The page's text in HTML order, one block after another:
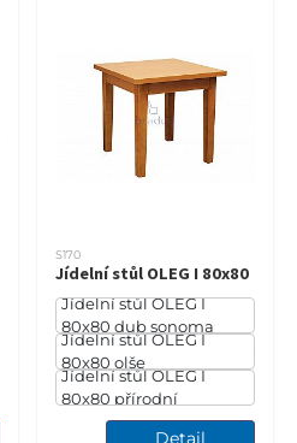
S170
Jídelní stůl OLEG I 80x80
Jídelní stůl OLEG I
80x80 dub sonoma
Jídelní stůl OLEG I
80x80 olše
Jídelní stůl OLEG I
80x80 přírodní
Detail